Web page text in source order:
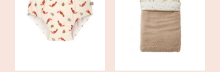
CHOIX DES
OPTIONS
CE
PRODUIT
A
/
DÉTAILS
DÉTAILS